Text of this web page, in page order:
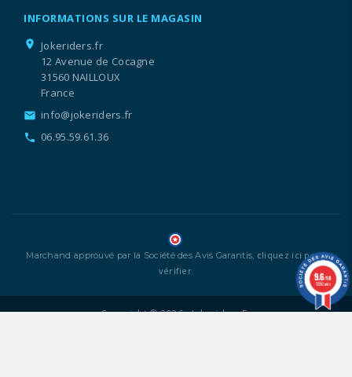
INFORMATIONS SUR LE MAGASIN
location_on
Jokeriders.fr
12 Avenue de Cocagne
31560 NAILLOUX
France
email info@jokeriders.fr
call 06.95.59.61.36
Marchand approuvé par la Société des Avis Garantis, cliquez ici pour
vérifier.
Copyright © 2026 - Jokeriders.fr
9.6/10
1336 avis